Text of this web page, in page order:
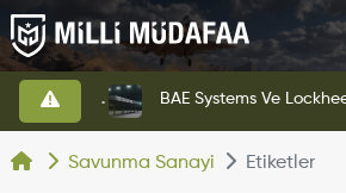
Savunma Sanayi Etiketler